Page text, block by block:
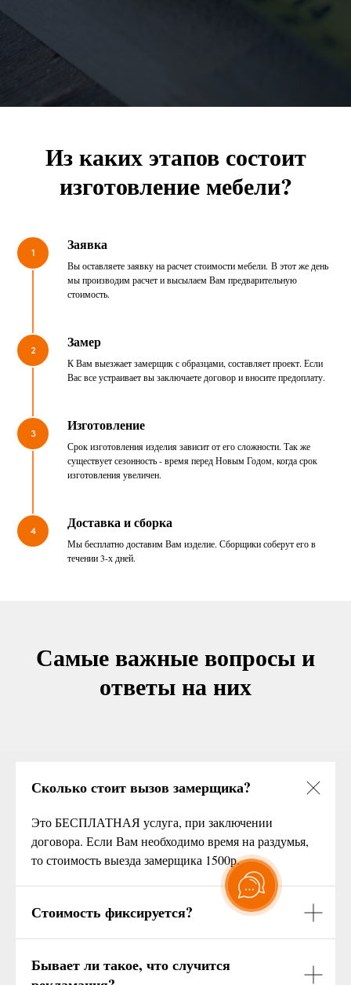
Из каких этапов состоит
изготовление мебели?
1 Заявка
Вы оставляете заявку на расчет стоимости мебели. В этот же день
мы производим расчет и высылаем Вам предварительную
стоимость.
2 Замер
К Вам выезжает замерщик с образцами, составляет проект. Если
Вас все устраивает вы заключаете договор и вносите предоплату.
3 Изготовление
Срок изготовления изделия зависит от его сложности. Так же
существует сезонность - время перед Новым Годом, когда срок
изготовления увеличен.
4 Доставка и сборка
Мы бесплатно доставим Вам изделие. Сборщики соберут его в
течении 3-х дней.
Самые важные вопросы и
ответы на них
Сколько стоит вызов замерщика?
Это БЕСПЛАТНАЯ услуга, при заключении
договора. Если Вам необходимо время на раздумья,
то стоимость выезда замерщика 1500р.
Стоимость фиксируется?
Бывает ли такое, что случится